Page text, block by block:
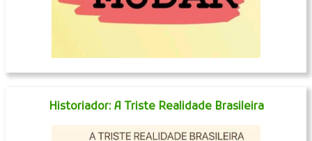
Historiador: A Triste Realidade Brasileira